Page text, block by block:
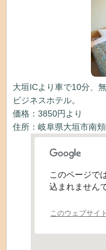
大垣ICより車で10分、
ビジネスホテル。
価格：3850円より
住所：岐阜県大垣市南
このページで
込まれません
このウェブサイ